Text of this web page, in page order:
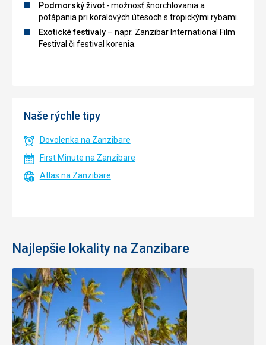
Podmorský život - možnosť šnorchlovania a
potápania pri koralových útesoch s tropickými rybami.
Exotické festivaly – napr. Zanzibar International Film
Festival či festival korenia.
Naše rýchle tipy
Dovolenka na Zanzibare
First Minute na Zanzibare
Atlas na Zanzibare
Najlepšie lokality na Zanzibare
Kiwengwa
Exkluzívne
Pingwe
Neďaleko